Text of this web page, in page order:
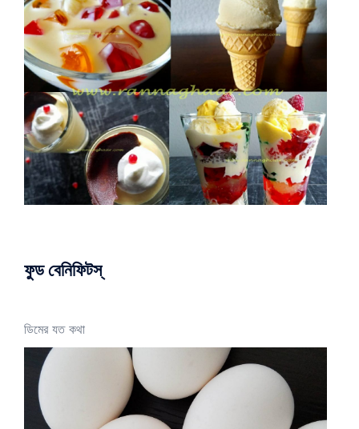
ফুড বেনিফিটস্
ডিমের যত কথা